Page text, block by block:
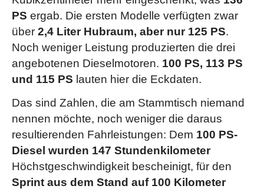
PS ergab. Die ersten Modelle verfügten zwar
über 2,4 Liter Hubraum, aber nur 125 PS.
Noch weniger Leistung produzierten die drei
angebotenen Dieselmotoren. 100 PS, 113 PS
und 115 PS lauten hier die Eckdaten.
Das sind Zahlen, die am Stammtisch niemand
nennen möchte, noch weniger die daraus
resultierenden Fahrleistungen: Dem 100 PS-
Diesel wurden 147 Stundenkilometer
Höchstgeschwindigkeit bescheinigt, für den
Sprint aus dem Stand auf 100 Kilometer